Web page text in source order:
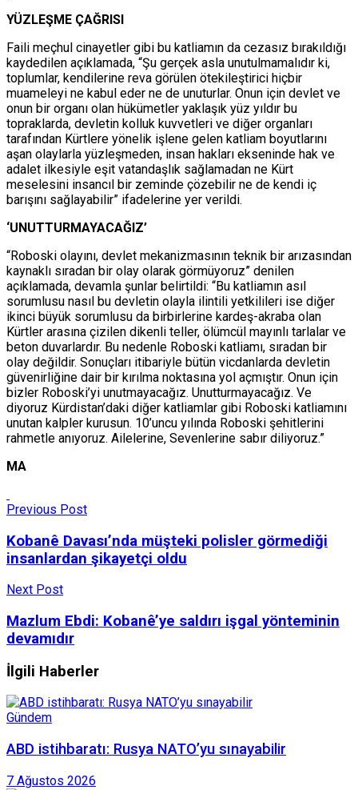
YÜZLEŞME ÇAĞRISI
Faili meçhul cinayetler gibi bu katliamın da cezasız bırakıldığı
kaydedilen açıklamada, “Şu gerçek asla unutulmamalıdır ki,
toplumlar, kendilerine reva görülen ötekileştirici hiçbir
muameleyi ne kabul eder ne de unuturlar. Onun için devlet ve
onun bir organı olan hükümetler yaklaşık yüz yıldır bu
topraklarda, devletin kolluk kuvvetleri ve diğer organları
tarafından Kürtlere yönelik işlene gelen katliam boyutlarını
aşan olaylarla yüzleşmeden, insan hakları ekseninde hak ve
adalet ilkesiyle eşit vatandaşlık sağlamadan ne Kürt
meselesini insancıl bir zeminde çözebilir ne de kendi iç
barışını sağlayabilir” ifadelerine yer verildi.
‘UNUTTURMAYACAĞIZ’
“Roboski olayını, devlet mekanizmasının teknik bir arızasından
kaynaklı sıradan bir olay olarak görmüyoruz” denilen
açıklamada, devamla şunlar belirtildi: “Bu katliamın asıl
sorumlusu nasıl bu devletin olayla ilintili yetkilileri ise diğer
ikinci büyük sorumlusu da birbirlerine kardeş-akraba olan
Kürtler arasına çizilen dikenli teller, ölümcül mayınlı tarlalar ve
beton duvarlardır. Bu nedenle Roboski katliamı, sıradan bir
olay değildir. Sonuçları itibariyle bütün vicdanlarda devletin
güvenirliğine dair bir kırılma noktasına yol açmıştır. Onun için
bizler Roboski’yi unutmayacağız. Unutturmayacağız. Ve
diyoruz Kürdistan’daki diğer katliamlar gibi Roboski katliamını
unutan kalpler kurusun. 10’uncu yılında Roboski şehitlerini
rahmetle anıyoruz. Ailelerine, Sevenlerine sabır diliyoruz.”
MA
Previous Post
Kobanê Davası’nda müşteki polisler görmediği
insanlardan şikayetçi oldu
Next Post
Mazlum Ebdi: Kobanê’ye saldırı işgal yönteminin
devamıdır
İlgili Haberler
Gündem
ABD istihbaratı: Rusya NATO’yu sınayabilir
7 Ağustos 2026